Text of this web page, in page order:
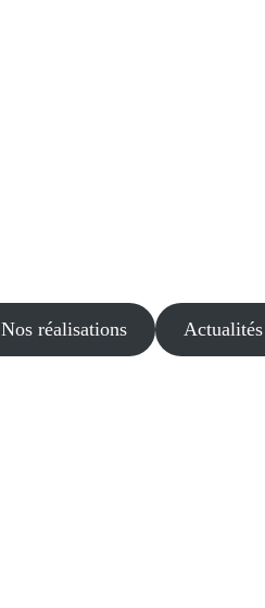
Nos réalisations Actualités